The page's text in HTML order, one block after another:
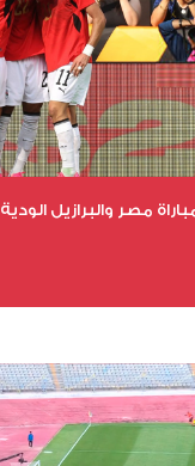
مصر والبرازيل الودية